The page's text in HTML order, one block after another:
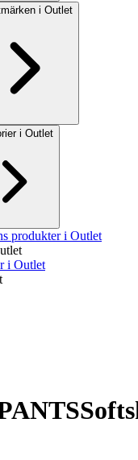
i Outlet
i Outlet
produkter i Outlet
i Outlet